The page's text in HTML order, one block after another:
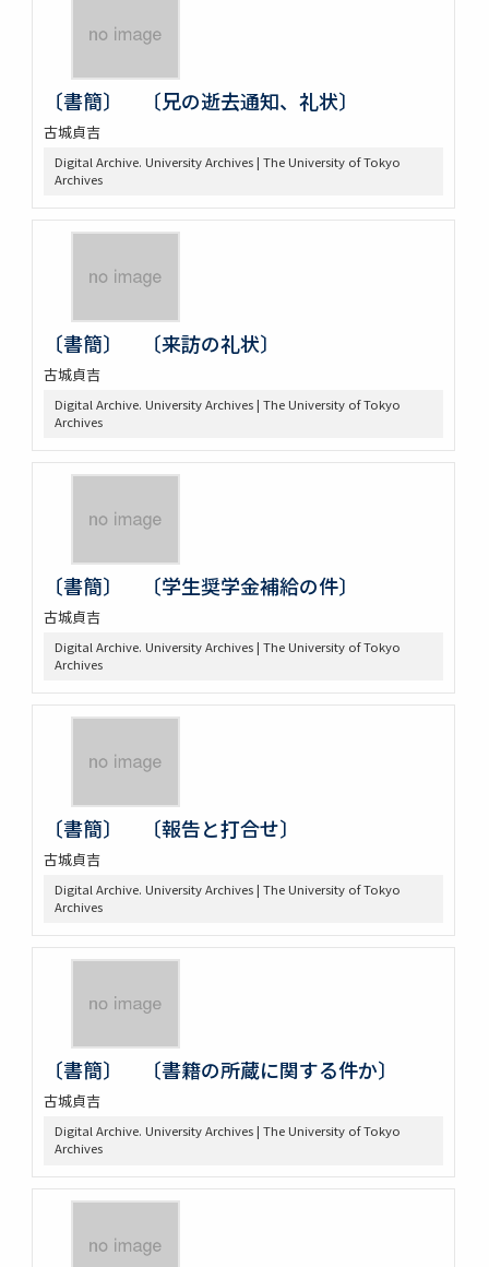
〔書簡〕 〔兄の逝去通知、礼状〕
古城貞吉
Digital Archive. University Archives | The University of Tokyo
Archives
〔書簡〕 〔来訪の礼状〕
古城貞吉
Digital Archive. University Archives | The University of Tokyo
Archives
〔書簡〕 〔学生奨学金補給の件〕
古城貞吉
Digital Archive. University Archives | The University of Tokyo
Archives
〔書簡〕 〔報告と打合せ〕
古城貞吉
Digital Archive. University Archives | The University of Tokyo
Archives
〔書簡〕 〔書籍の所蔵に関する件か〕
古城貞吉
Digital Archive. University Archives | The University of Tokyo
Archives